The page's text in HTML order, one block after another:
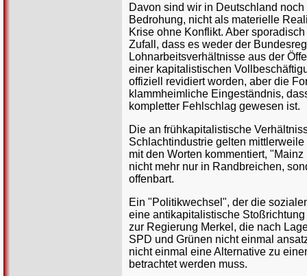
Davon sind wir in Deutschland
Bedrohung, nicht als materielle
Krise ohne Konflikt. Aber
Zufall, dass es weder der
Lohnarbeitsverhältnisse aus der
einer kapitalistischen
offiziell revidiert worden, aber die
klammheimliche Eingeständnis,
kompletter Fehlschlag gewesen ist.
Die an frühkapitalistische
Schlachtindustrie gelten
mit den Worten kommentiert,
nicht mehr nur in Randbreichen,
offenbart.
Ein "Politikwechsel", der die
eine antikapitalistische
zur Regierung Merkel, die nach
SPD und Grünen nicht einmal
nicht einmal eine Alternative zu
betrachtet werden muss.